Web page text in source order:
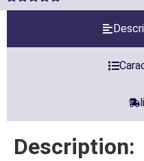
Description: